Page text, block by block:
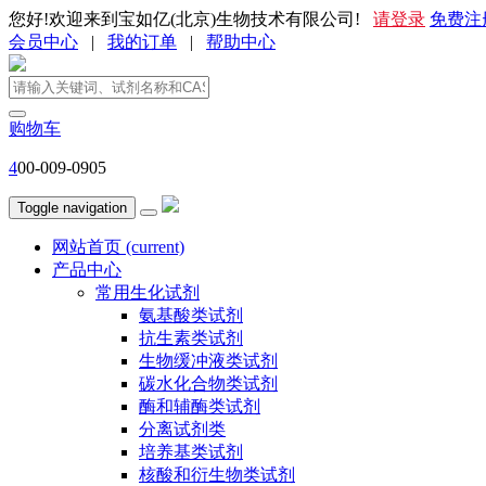
您好!欢迎来到宝如亿(北京)生物技术有限公司! 请登录 免费注
会员中心 | 我的订单 | 帮助中心
购物车
400-009-0905
Toggle navigation
网站首页 (current)
产品中心
常用生化试剂
氨基酸类试剂
抗生素类试剂
生物缓冲液类试剂
碳水化合物类试剂
酶和辅酶类试剂
分离试剂类
培养基类试剂
核酸和衍生物类试剂